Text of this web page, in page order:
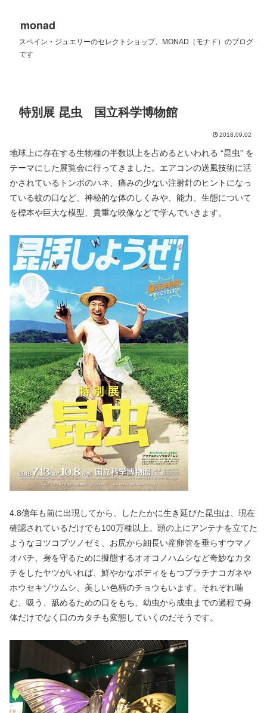
monad
スペイン・ジュエリーのセレクトショップ、MONAD（モナド）のブログ
です
特別展 昆虫 国立科学博物館
2018.09.02
地球上に存在する生物種の半数以上を占めるといわれる “昆虫” を
テーマにした展覧会に行ってきました。エアコンの送風技術に活
かされているトンボのハネ、痛みの少ない注射針のヒントになっ
ている蚊の口など、神秘的な体のしくみや、能力、生態について
を標本や巨大な模型、貴重な映像などで学んでいきます。
4.8億年も前に出現してから、したたかに生き延びた昆虫は、現在
確認されているだけでも100万種以上。頭の上にアンテナを立てた
ようなヨツコブツノゼミ、お尻から細長い産卵管を垂らすウマノ
オバチ、身を守るために擬態するオオコノハムシなど奇妙なカタ
チをしたヤツがいれば、鮮やかなボディをもつプラチナコガネや
ホウセキゾウムシ、美しい色柄のチョウもいます。それぞれ噛
む、吸う、舐めるための口をもち、幼虫から成虫までの過程で身
体だけでなく口のカタチも変態していくのだそうです。